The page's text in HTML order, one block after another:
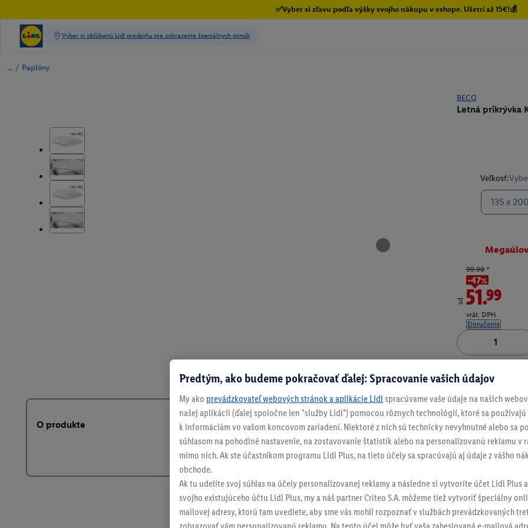
✅Vyber si zľavu podľa výšky svojho nákupu v eshope. Ušetri až 15€!💰
/ Paplóny
BECO
Letná prikrývka
Veľkosť:
135 x
od
99.90*
-47%
51.99
vrát. DPH
Doručenie
O produkte
Predtým, ako budeme pokračovať ďalej: Spracovanie vašich údajov
My ako prevádzkovateľ webových stránok a aplikácie Lidl spracúvame vaše údaje na našich
našej aplikácii (ďalej spoločne len "služby Lidl") pomocou rôznych technológií, ktoré sa
k informáciám vo vašom koncovom zariadení. Niektoré z nich sú technicky nevyhnutné alebo sa
súhlasom na pohodlné nastavenie, na zostavovanie štatistík alebo na personalizovanú reklamu v
mimo nich. Ak ste účastníkom programu Lidl Plus, na tieto účely sa spracúvajú aj údaje z vášho
obchode.
Ak tu udelíte svoj súhlas na účely personalizovanej reklamy a následne si vytvoríte účet Lidl Plus
svojho existujúceho účtu Lidl Plus, my a náš partner Criteo S.A. môžeme tiež vytvoriť špeciálny
mailovej adresy, ktorú tam uvediete, aby sme vás mohli rozpoznať v službách prevádzkovaných